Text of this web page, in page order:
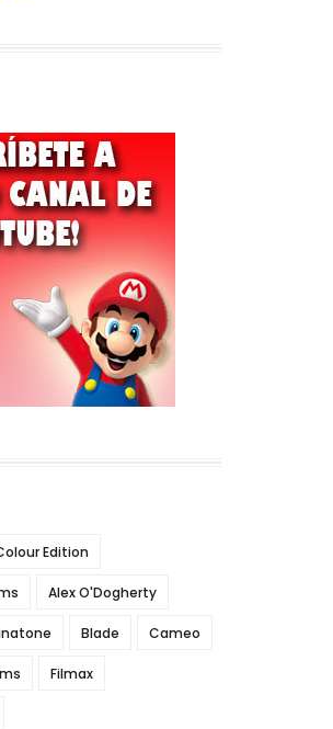
Edition
Alex O'Dogherty
Blade Cameo
Filmax